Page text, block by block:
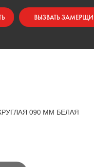
ВЫЗВАТЬ
090 ММ БЕЛАЯ